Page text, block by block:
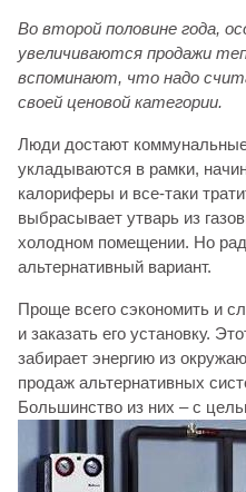
Во второй половине года,
увеличиваются продажи
вспоминают, что надо
своей ценовой категории.
Люди достают коммунальные
укладываются в рамки,
калориферы и все-таки
выбрасывает утварь из
холодном помещении. Но
альтернативный вариант.
Проще всего сэкономить и
и заказать его установку.
забирает энергию из
продаж альтернативных
Большинство из них – с